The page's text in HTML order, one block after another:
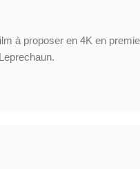
à proposer en 4K en